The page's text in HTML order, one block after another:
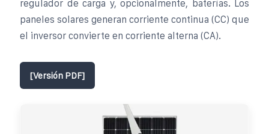
regulador de carga y, opcionalmente, baterías. Los
paneles solares generan corriente continua (CC) que
el inversor convierte en corriente alterna (CA).
[Versión PDF]